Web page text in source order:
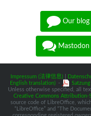
Our blog
Mastodon
Impressum (法律信息)|
English translation) -
Unless otherwise specified, all
Creative Commons Attribution-
source code of LibreOffice,
“LibreOffice” and “The